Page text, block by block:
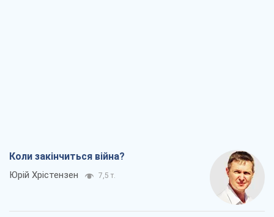
Коли закінчиться війна?
Юрій Хрістензен 7,5 т.